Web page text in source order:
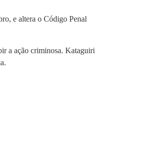
e altera o Código Penal
a ação criminosa. Kataguiri